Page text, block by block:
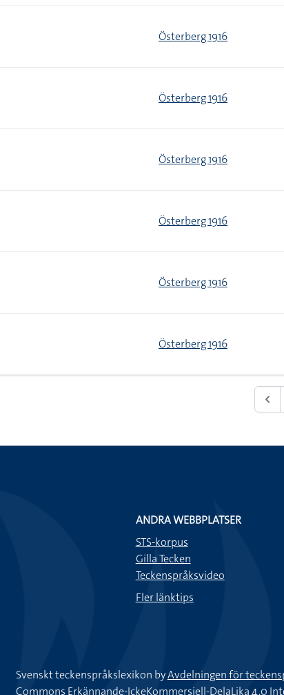
Österberg 1916
Österberg 1916
Österberg 1916
Österberg 1916
Österberg 1916
Österberg 1916
ANDRA WEBBPLATSER
STS-korpus
Gilla Tecken
Teckenspråksvideo
Fler länktips
Svenskt teckenspråkslexikon byAvdelningen för
Commons Erkännande-IckeKommersiell-DelaLika 4.0